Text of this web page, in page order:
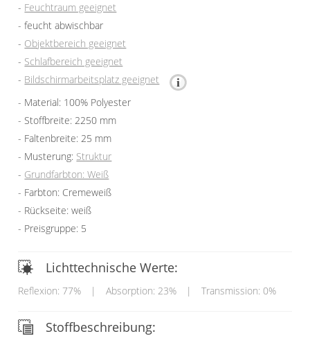
Feuchtraum geeignet
feucht abwischbar
Objektbereich geeignet
Schlafbereich geeignet
Bildschirmarbeitsplatz geeignet
Material: 100% Polyester
Stoffbreite: 2250 mm
Faltenbreite: 25 mm
Musterung: Struktur
Grundfarbton: Weiß
Farbton: Cremeweiß
Rückseite: weiß
Preisgruppe: 5
Lichttechnische Werte:
Reflexion: 77% | Absorption: 23% | Transmission: 0%
Stoffbeschreibung: